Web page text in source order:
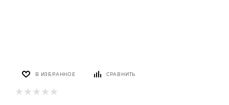
В ИЗБРАННОЕ СРАВНИТЬ